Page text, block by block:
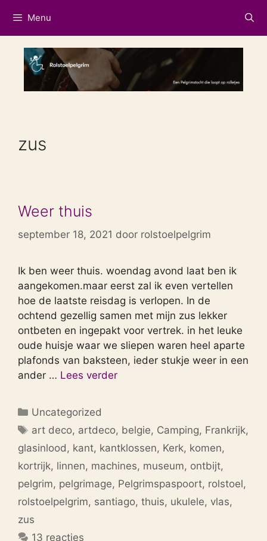
naar
de
inhoud
Menu
zus
Weer thuis
september 18, 2021 door rolstoelpelgrim
Ik ben weer thuis. woendag avond laat ben ik
aangekomen.maar eerst zal ik even vertellen
hoe de laatste reisdag is verlopen. In de
ochtend gezellig samen met mijn zus lekker
ontbeten en ingepakt voor vertrek. in het leuke
oude huisje waar we sliepen waren heel aparte
plafonds van baksteen, ieder stukje weer in een
ander … Lees verder
Categorieën
Uncategorized
Tags
art deco, artdeco, belgie, Camping, Frankrijk,
glasinlood , kant, kantklossen, Kerk, komen,
kortrijk, linnen, machines, museum, ontbijt,
pelgrim, pelgrimage, Pelgrimspaspoort, rolstoel,
rolstoelpelgrim, santiago, thuis, ukulele, vlas,
zus
13 reacties